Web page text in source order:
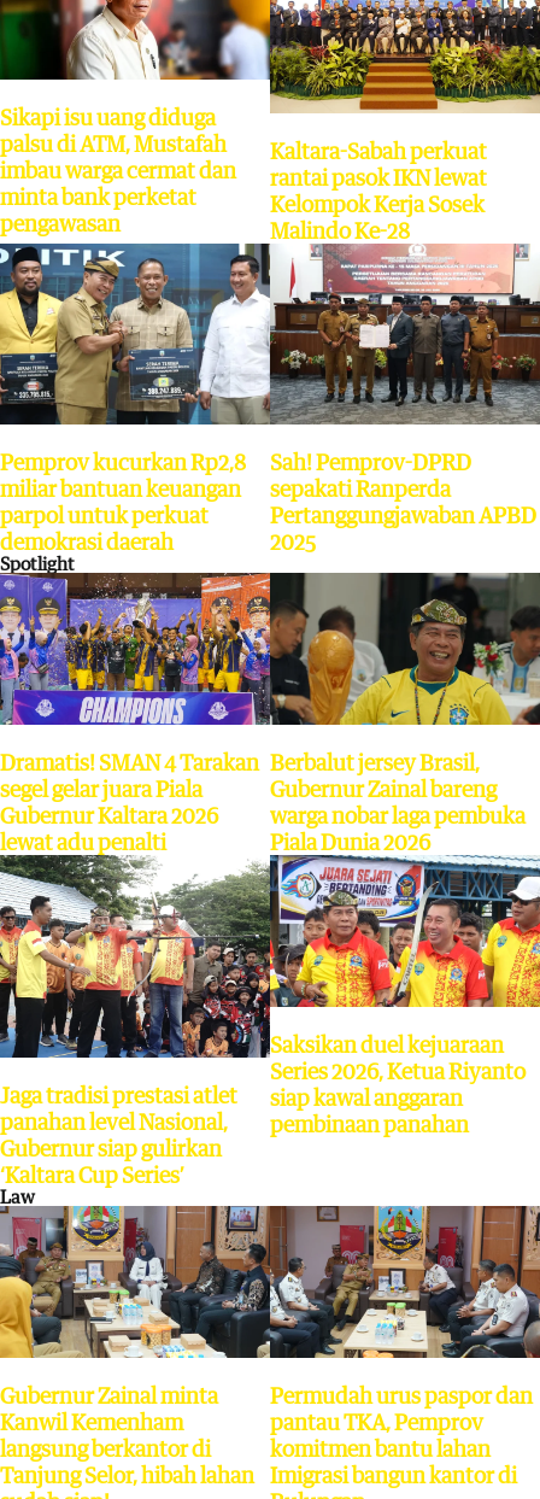
Sikapi isu uang diduga
palsu di ATM, Mustafah
imbau warga cermat dan
minta bank perketat
pengawasan
Kaltara-Sabah perkuat
rantai pasok IKN lewat
Kelompok Kerja Sosek
Malindo Ke-28
Pemprov kucurkan Rp2,8
miliar bantuan keuangan
parpol untuk perkuat
demokrasi daerah
Sah! Pemprov-DPRD
sepakati Ranperda
Pertanggungjawaban APBD
2025
Spotlight
Dramatis! SMAN 4 Tarakan
segel gelar juara Piala
Gubernur Kaltara 2026
lewat adu penalti
Berbalut jersey Brasil,
Gubernur Zainal bareng
warga nobar laga pembuka
Piala Dunia 2026
Jaga tradisi prestasi atlet
panahan level Nasional,
Gubernur siap gulirkan
‘Kaltara Cup Series’
Saksikan duel kejuaraan
Series 2026, Ketua Riyanto
siap kawal anggaran
pembinaan panahan
Law
Gubernur Zainal minta
Kanwil Kemenham
langsung berkantor di
Tanjung Selor, hibah lahan
Permudah urus paspor dan
pantau TKA, Pemprov
komitmen bantu lahan
Imigrasi bangun kantor di